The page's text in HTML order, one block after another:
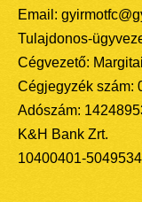
Email:
Tulajdonos-
Cégvezető:
Cégjegyzék szám:
Adószám:
K&H Bank Zrt.
10400401-